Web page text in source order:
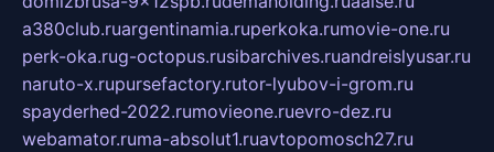
a380club.ruargentinamia.ruperkoka.rumovie-one.ru
perk-oka.rug-octopus.rusibarchives.ruandreislyusar.ru
naruto-x.rupursefactory.rutor-lyubov-i-grom.ru
spayderhed-2022.rumovieone.ruevro-dez.ru
webamator.ruma-absolut1.ruavtopomosch27.ru